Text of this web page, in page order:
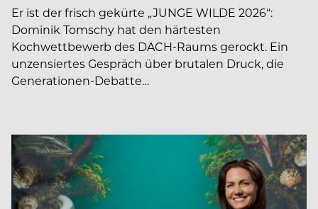
Er ist der frisch gekürte „JUNGE WILDE 2026“:
Dominik Tomschy hat den härtesten
Kochwettbewerb des DACH-Raums gerockt. Ein
unzensiertes Gespräch über brutalen Druck, die
Generationen-Debatte…